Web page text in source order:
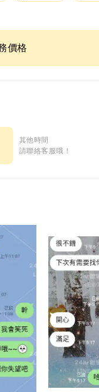
價格
其他時間
請聯絡客服哦！